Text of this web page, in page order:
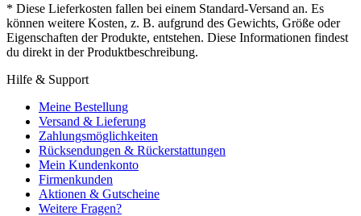
* Diese Lieferkosten fallen bei einem Standard-Versand an. Es
können weitere Kosten, z. B. aufgrund des Gewichts, Größe oder
Eigenschaften der Produkte, entstehen. Diese Informationen findest
du direkt in der Produktbeschreibung.
Hilfe & Support
Meine Bestellung
Versand & Lieferung
Zahlungsmöglichkeiten
Rücksendungen & Rückerstattungen
Mein Kundenkonto
Firmenkunden
Aktionen & Gutscheine
Weitere Fragen?